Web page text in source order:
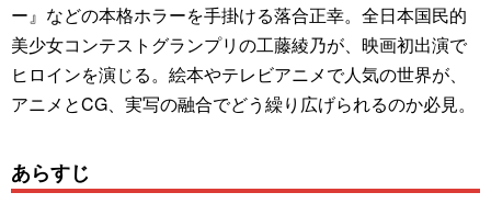
ー』などの本格ホラーを手掛ける落合正幸。全日本国民的
美少女コンテストグランプリの工藤綾乃が、映画初出演で
ヒロインを演じる。絵本やテレビアニメで人気の世界が、
アニメとCG、実写の融合でどう繰り広げられるのか必見。
あらすじ